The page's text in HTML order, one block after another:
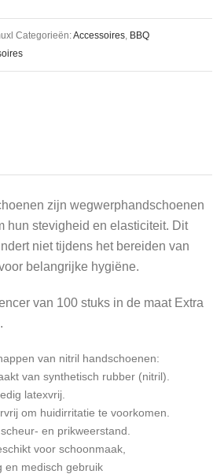
Categorieën:Accessoires, BBQ
zijn wegwerphandschoenen
hun stevigheid en elasticiteit. Dit
niet tijdens het bereiden van
belangrijke hygiëne.
van 100 stuks in de maat Extra
van nitril handschoenen:
van synthetisch rubber (nitril).
latexvrij.
om huidirritatie te voorkomen.
en prikweerstand.
voor schoonmaak,
en medisch gebruik